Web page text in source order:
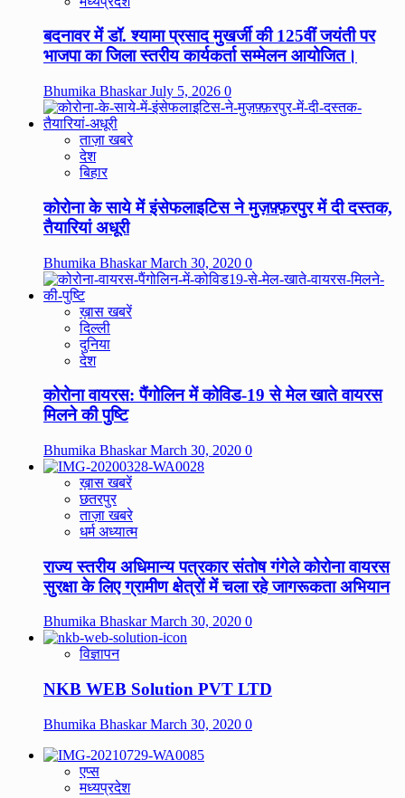
बदनावर में डॉ. श्यामा प्रसाद मुखर्जी की 125वीं जयंती पर
भाजपा का जिला स्तरीय कार्यकर्ता सम्मेलन आयोजित।
Bhumika BhaskarJuly 5, 2026 0
ताज़ा खबरे
देश
बिहार
कोरोना के साये में इंसेफलाइटिस ने मुज़फ़्फ़रपुर में दी दस्तक,
तैयारियां अधूरी
Bhumika BhaskarMarch 30, 2020 0
ख़ास खबरें
दिल्ली
दुनिया
देश
कोरोना वायरस: पैंगोलिन में कोविड-19 से मेल खाते वायरस
मिलने की पुष्टि
Bhumika BhaskarMarch 30, 2020 0
ख़ास खबरें
छतरपुर
ताज़ा खबरे
धर्म अध्यात्म
राज्य स्तरीय अधिमान्य पत्रकार संतोष गंगेले कोरोना वायरस
सुरक्षा के लिए ग्रामीण क्षेत्रों में चला रहे जागरूकता अभियान
Bhumika BhaskarMarch 30, 2020 0
विज्ञापन
NKB WEB Solution PVT LTD
Bhumika BhaskarMarch 30, 2020 0
एप्स
मध्यप्रदेश